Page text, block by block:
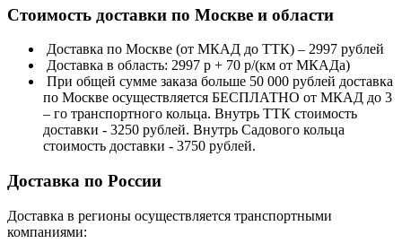
Стоимость доставки по Москве и области
Доставка по Москве (от МКАД до ТТК) – 2997 рублей
Доставка в область: 2997 р + 70 р/(км от МКАДа)
При общей сумме заказа больше 50 000 рублей доставка
по Москве осуществляется БЕСПЛАТНО от МКАД до 3
– го транспортного кольца. Внутрь ТТК стоимость
доставки - 3250 рублей. Внутрь Садового кольца
стоимость доставки - 3750 рублей.
Доставка по России
Доставка в регионы осуществляется транспортными
компаниями: